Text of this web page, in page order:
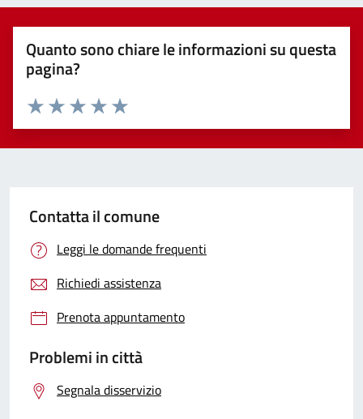
Quanto sono chiare le informazioni su questa
pagina?
Valuta 5 stelle su 5
Valuta 4 stelle su 5
Valuta 3 stelle su 5
Valuta 2 stelle su 5
Valuta 1 stelle su 5
Contatta il comune
Leggi le domande frequenti
Richiedi assistenza
Prenota appuntamento
Problemi in città
Segnala disservizio